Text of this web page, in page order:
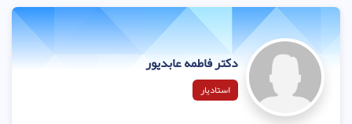
دکتر فاطمه عابدپور
استادیار